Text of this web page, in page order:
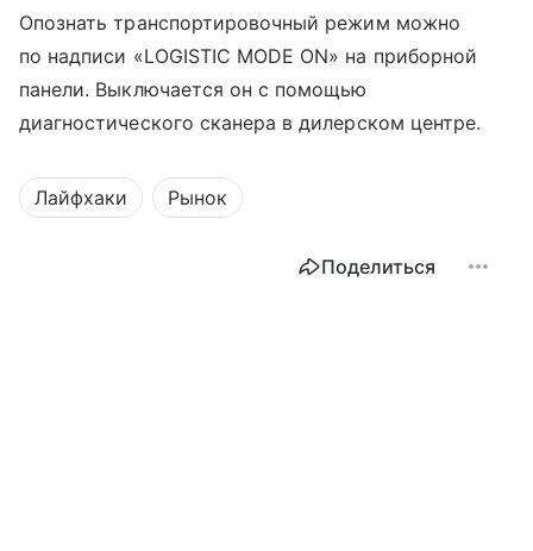
Опознать транспортировочный режим можно
по надписи «LOGISTIC MODE ON» на приборной
панели. Выключается он с помощью
диагностического сканера в дилерском центре.
Лайфхаки Рынок
Поделиться